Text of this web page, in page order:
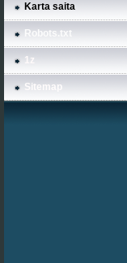
Karta saita
Robots.txt
1z
Sitemap